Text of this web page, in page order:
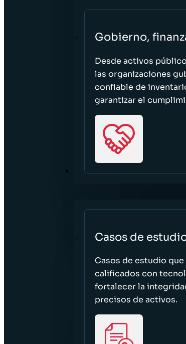
Gobierno,
Desde activos
las organizaciones
confiable de
garantizar el
RECURSOS
Casos de
Casos de estudio
calificados con
fortalecer la
precisos de activos.